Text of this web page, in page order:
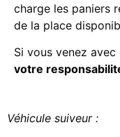
charge les paniers
de la place
Si vous venez
votre
Véhicule suiveur :